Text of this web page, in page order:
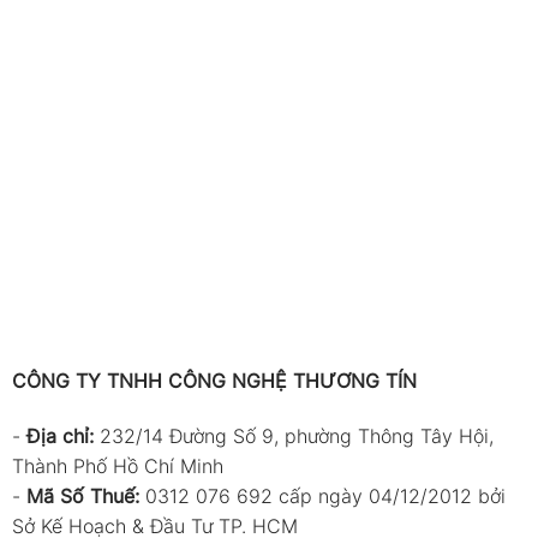
CÔNG TY TNHH CÔNG NGHỆ THƯƠNG TÍN
-Địa chỉ: 232/14 Đường Số 9, phường Thông Tây Hội,
Thành Phố Hồ Chí Minh
- Mã Số Thuế: 0312 076 692 cấp ngày 04/12/2012 bởi
Sở Kế Hoạch & Đầu Tư TP. HCM